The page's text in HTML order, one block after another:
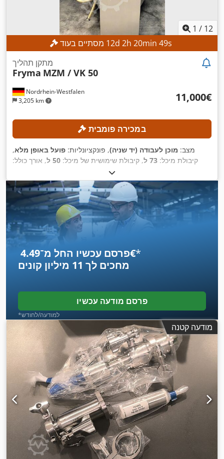
1 / 12
12d 2h 20min 47s
Nordrhein-Westfalen
3,205 km
מתקן תהליך
Fryma MZM / VK 50
‏11,000 ‏€
במכירה פומבית
מצב: מוכן לעבודה (יד שניה), פונקציונליות: פועל באופן מלא,
קיבולת מיכל: 73 ל , קיבולת שימושית של מיכל: 50 ל
, אורך כולל:
1,500 מ"מ
פרסם עכשיו החל מ־‏4.49 ‏€*
מחכים לך 11 מיליון קונים
פרסם מודעה עכשיו
*למודעה/לחודש
מודעה קטנה